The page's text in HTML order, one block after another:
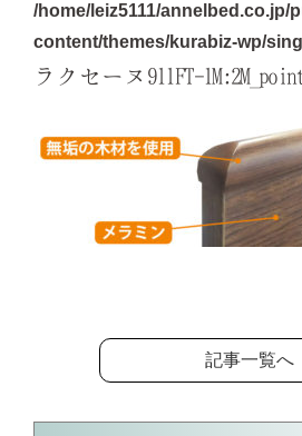
/home/leiz5111/annelbed.co.jp/
content/themes/kurabiz-wp/
ラクセーヌ911FT-
記事一覧へ